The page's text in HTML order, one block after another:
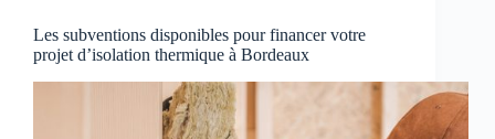
Les subventions disponibles pour financer votre
projet d’isolation thermique à Bordeaux